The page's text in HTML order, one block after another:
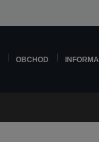
OBCHOD